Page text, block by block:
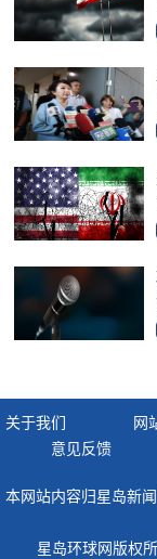
关于我们 网
意见反馈
本网站内容归星岛新
星岛环球网版权